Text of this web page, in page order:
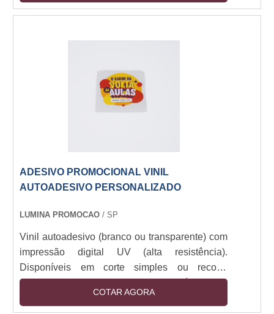
outdoor). Espessuras: 80-150 micra. Aplicação
fosco, brilho, fluorescente e efeito 3D.
ADESIVO PROMOCIONAL VINIL
AUTOADESIVO PERSONALIZADO
LUMINA PROMOCAO / SP
Vinil autoadesivo (branco ou transparente) com
impressão digital UV (alta resistência).
Disponíveis em corte simples ou recorte
especial (plotter). Camada removível sem
resíduos. Resistência a intempéries (6+ meses
COTAR AGORA